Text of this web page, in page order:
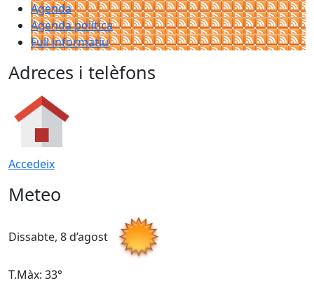
Agenda
Agenda política
Full informatiu
Adreces i telèfons
Accedeix
Meteo
Dissabte, 8 d’agost
T.Màx: 33°